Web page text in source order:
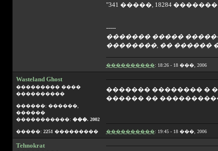
"341 �����, 18284
-----
������� �����
��������, �� ������
����������: 18:26 - 18 ���, 2006
Wasteland Ghost
��������� ����
����������
������: ������,
������
�����������: ���. 2002
�����: 2251 ���������
������� �������� �
������ ��
����������: 19:45 - 18 ���, 2006
Tehnokrat